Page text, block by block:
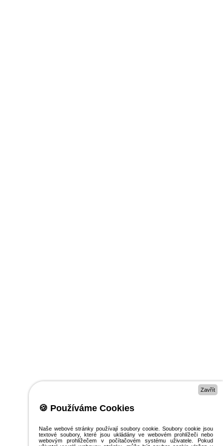
Zavřít
🍪 Používáme Cookies
Naše webové stránky používají soubory cookie. Soubory cookie jsou
textové soubory, které jsou ukládány ve webovém prohlížeči nebo
webovým prohlížečem v počítačovém systému uživatele. Pokud